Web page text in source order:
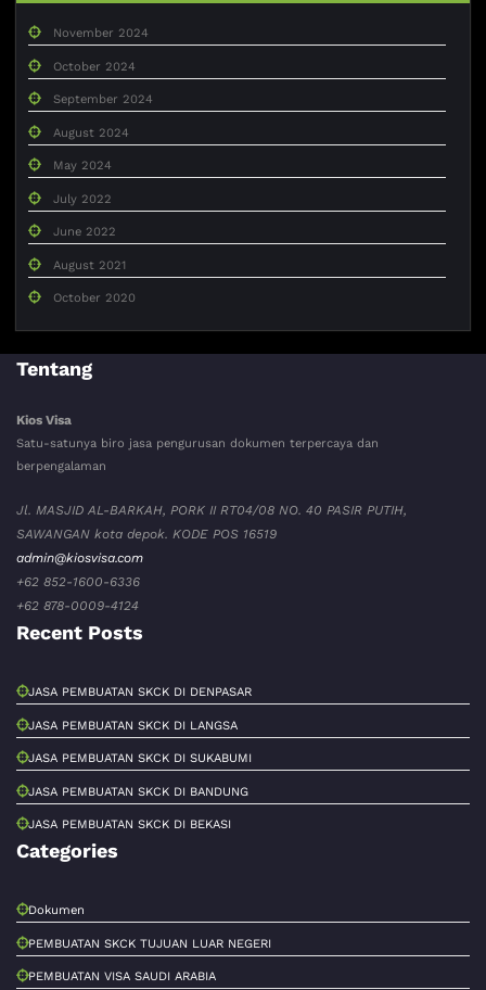
November 2024
October 2024
September 2024
August 2024
May 2024
July 2022
June 2022
August 2021
October 2020
Tentang
Kios Visa
Satu-satunya biro jasa pengurusan dokumen terpercaya dan
berpengalaman
Jl. MASJID AL-BARKAH, PORK II RT04/08 NO. 40 PASIR PUTIH,
SAWANGAN kota depok. KODE POS 16519
admin@kiosvisa.com
+62 852-1600-6336
+62 878-0009-4124
Recent Posts
JASA PEMBUATAN SKCK DI DENPASAR
JASA PEMBUATAN SKCK DI LANGSA
JASA PEMBUATAN SKCK DI SUKABUMI
JASA PEMBUATAN SKCK DI BANDUNG
JASA PEMBUATAN SKCK DI BEKASI
Categories
Dokumen
PEMBUATAN SKCK TUJUAN LUAR NEGERI
PEMBUATAN VISA SAUDI ARABIA